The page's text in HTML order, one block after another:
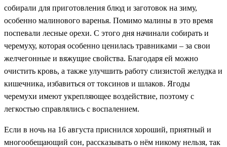
собирали для приготовления блюд и заготовок на зиму,
особенно малинового варенья. Помимо малины в это время
поспевали лесные орехи. С этого дня начинали собирать и
черемуху, которая особенно ценилась травниками – за свои
желчегонные и вяжущие свойства. Благодаря ей можно
очистить кровь, а также улучшить работу слизистой желудка и
кишечника, избавиться от токсинов и шлаков. Ягоды
черемухи имеют укрепляющее воздействие, поэтому с
легкостью справлялись с воспалением.
Если в ночь на 16 августа приснился хороший, приятный и
многообещающий сон, рассказывать о нём никому нельзя, так